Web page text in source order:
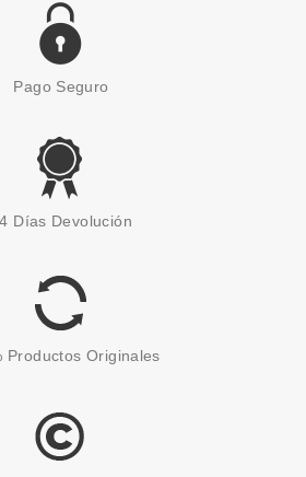
CHRISTIAN DIOR
DIORSHOW BLACK
MASCARA
17.50€
Pago Seguro
Días Devolución
Productos Originales